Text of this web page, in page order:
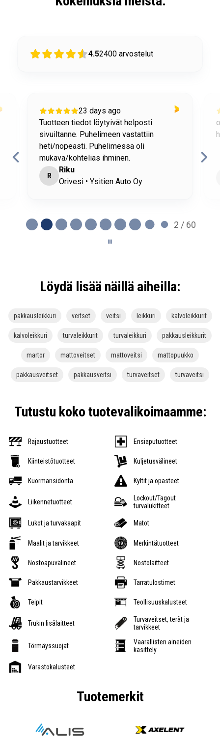
4.52400 arvostelut
23 days ago
Tuotteen tiedot löytyivät helposti
sivuiltanne. Puhelimeen vastattiin
heti/nopeasti. Puhelimessa oli
mukava/kohtelias ihminen.
R
Riku
Orivesi • Ysitien Auto Oy
2 / 60
Löydä lisää näillä aiheilla:
pakkausleikkuri veitset veitsi leikkuri kalvoleikkurit
kalvoleikkuri turvaleikkurit turvaleikkuri pakkausleikkurit
martor mattoveitset mattoveitsi mattopuukko
pakkausveitset pakkausveitsi turvaveitset turvaveitsi
Tutustu koko tuotevalikoimaamme:
Rajaustuotteet Ensiaputuotteet
Kiinteistötuotteet Kuljetusvälineet
Kuormansidonta Kyltit ja opasteet
Liikennetuotteet
Lockout/Tagout
turvalukitteet
Lukot ja turvakaapit Matot
Maalit ja tarvikkeet Merkintätuotteet
Nostoapuvälineet Nostolaitteet
Pakkaustarvikkeet Tarratulostimet
Teipit Teollisuuskalusteet
Trukin lisälaitteet
Turvaveitset, terät ja
tarvikkeet
Törmäyssuojat
Vaarallisten aineiden
käsittely
Varastokalusteet
Tuotemerkit